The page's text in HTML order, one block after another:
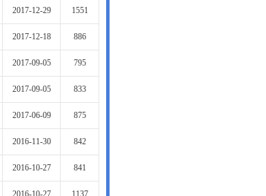
2017-12-29 1551
2017-12-18 886
2017-09-05 795
2017-09-05 833
2017-06-09 875
2016-11-30 842
2016-10-27 841
2016-10-27 1137